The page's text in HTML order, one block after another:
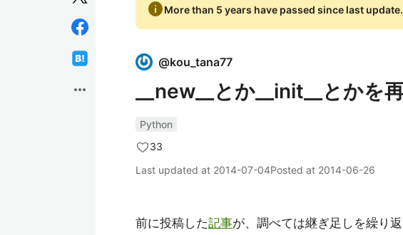
more_horiz
infoMore than 5 years have passed since last update.
@kou_tana77
__new__とか__init__とかを
Python
33
Last updated at 2014-07-04Posted at 2014-06-26
前に投稿した記事が、調べては継ぎ足しを繰り